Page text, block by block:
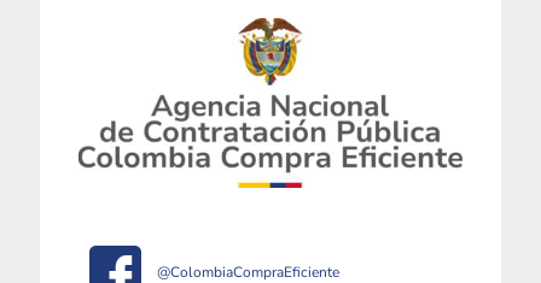
@ColombiaCompraEficiente